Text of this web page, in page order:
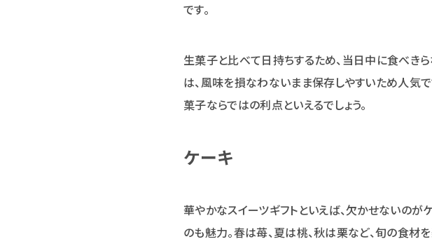
です。
生菓子と比べて日持ちするため、当日中に食べき
は、風味を損なわないまま保存しやすいため人気
菓子ならではの利点といえるでしょう。
ケーキ
華やかなスイーツギフトといえば、欠かせないの
のも魅力。春は苺、夏は桃、秋は栗など、旬の食材